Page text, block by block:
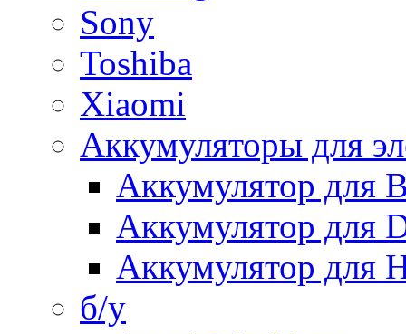
Sony
Toshiba
Xiaomi
Аккумуляторы для
Аккумулятор для
Аккумулятор для
Аккумулятор для
б/у